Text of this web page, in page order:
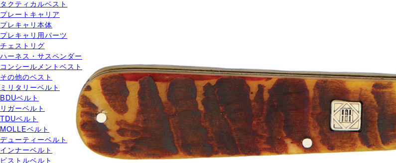
タクティカルベスト
プレートキャリア
プレキャリ本体
プレキャリ用パーツ
チェストリグ
ハーネス・サスペンダー
コンシールメントベスト
その他のベスト
ミリタリーベルト
BDUベルト
リガーベルト
TDUベルト
MOLLEベルト
デューティーベルト
インナーベルト
ピストルベルト